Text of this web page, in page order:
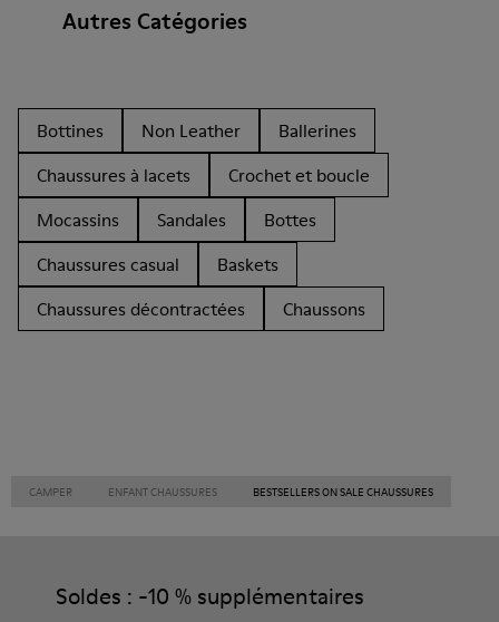
Autres Catégories
Bottines Non Leather
Ballerines
Chaussures à lacets
Crochet et boucle
Mocassins
Sandales
Bottes
Chaussures casual
Baskets
Chaussures décontractées
Chaussons
CAMPER ENFANT CHAUSSURES BESTSELLERS ON SALE CHAUSSURES
Soldes : -10 % supplémentaires